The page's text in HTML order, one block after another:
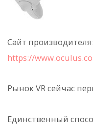
Сайт производителя:
https://
Рынок VR сейчас
Единственный